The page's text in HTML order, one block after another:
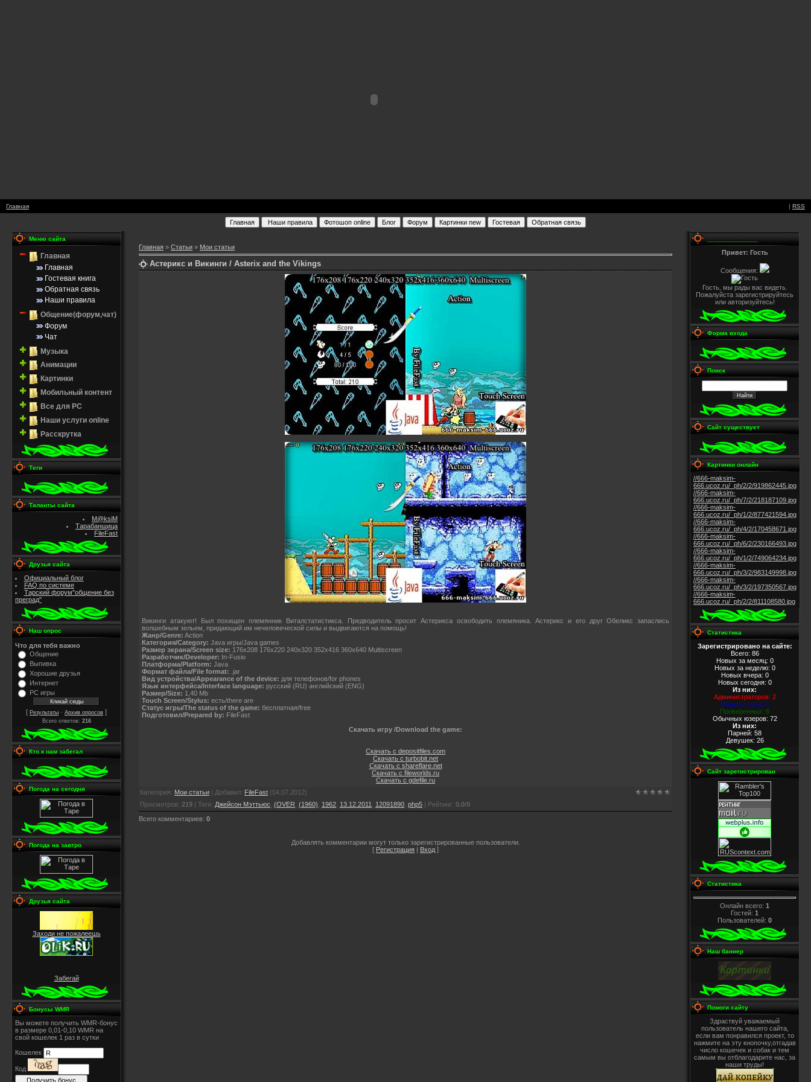
Главная | RSS
Меню сайта
Главная
Главная
Гостевая книга
Обратная связь
Наши правила
Общение(форум,чат)
Форум
Чат
Музыка
Анимации
Картинки
Мобильный контент
Все для PC
Наши услуги online
Расскрутка
Теги
Таланты сайта
M@ksiM
Тарабанщица
FileFast
Друзья сайта
Официальный блог
FAQ по системе
Тарский форум"общение без
преград"
Наш опрос
Что для тебя важно
Общение
Выпивка
Хорошие друзья
Интернет
PC игры
[ Результаты · Архив опросов ]
Всего ответов: 216
Кто к нам забегал
Погода на сегодня
Погода на завтро
Друзья сайта
Заходи не пожалеешь
Забегай
Бонусы WMR
Вы можете получить WMR-бонус
в размере 0,01-0,10 WMR на
свой кошелек 1 раз в сутки
Кошелек
Код
Главная » Статьи » Мои статьи
Астерикс и Викинги / Asterix and the Vikings
Викинги атакуют! Был похищен племянник Виталстатистикса. Предводитель просит Астерикса освободить племяника. Астерикс и его друг Обеликс запаслись
волшебным зельем, придающий им нечеловеческой силы и выдвигаются на помощь!
Жанр/Genre: Action
Категория/Category: Java игры/Java games
Размер экрана/Screen size: 176x208 176x220 240x320 352x416 360x640 Multiscreen
Разработчик/Developer: In-Fusio
Платформа/Platform: Java
Формат файла/File format: .jar
Вид устройства/Appearance of the device: для телефонов/for phones
Язык интерфейса/Interface language: русский (RU) английский (ENG)
Размер/Size: 1,40 Mb
Touch Screen/Stylus: есть/there are
Статус игры/The status of the game: бесплатная/free
Подготовил/Prepared by: FileFast
Скачать игру /Download the game:
Скачать с depositfiles.com
Скачать с turbobit.net
Скачать с shareflare.net
Скачать с fileworlds.ru
Скачать с gdefile.ru
Категория: Мои статьи | Добавил: FileFast (04.07.2012)
Просмотров: 219 | Теги: Джейсон Мэттьюс (OVER (1960) 1962 13.12.2011 12091890 php5 | Рейтинг: 0.0/0
Всего комментариев: 0
Добавлять комментарии могут только зарегистрированные пользователи.
[ Регистрация | Вход ]
Привет: Гость
Сообщения:
Гость, мы рады вас видеть.
Пожалуйста зарегистрируйтесь
или авторизуйтесь!
Форма входа
Поиск
Сайт существует
Картинки онлайн
//666-maksim-
666.ucoz.ru/_ph/2/2/919862445.jpg
//666-maksim-
666.ucoz.ru/_ph/7/2/218187109.jpg
//666-maksim-
666.ucoz.ru/_ph/1/2/877421594.jpg
//666-maksim-
666.ucoz.ru/_ph/4/2/170458671.jpg
//666-maksim-
666.ucoz.ru/_ph/6/2/230166493.jpg
//666-maksim-
666.ucoz.ru/_ph/1/2/749064234.jpg
//666-maksim-
666.ucoz.ru/_ph/3/2/983149998.jpg
//666-maksim-
666.ucoz.ru/_ph/3/2/197350567.jpg
//666-maksim-
666.ucoz.ru/_ph/2/2/811108580.jpg
Статистика
Зарегистрировано на сайте:
Всего: 86
Новых за месяц: 0
Новых за неделю: 0
Новых вчера: 0
Новых сегодня: 0
Из них:
Администраторов: 2
Модераторов: 5
Проверенных: 6
Обычных юзеров: 72
Из них:
Парней: 58
Девушек: 26
Сайт зарегистрирован
Статистика
Онлайн всего: 1
Гостей: 1
Пользователей: 0
Наш баннер
Помоги сайту
Здраствуй уважаемый
пользователь нашего сайта,
если вам понравился проект, то
нажмите на эту кнопочку,отгадав
число кошечек и собак и тем
самым вы отблагодарите нас, за
наши труды!